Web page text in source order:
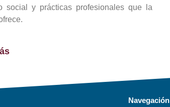
social y prácticas profesionales que la
Navegación